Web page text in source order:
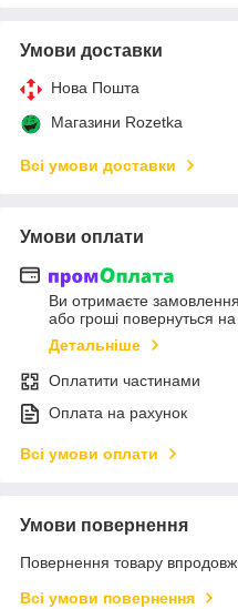
Умови доставки
Нова Пошта
Магазини Rozetka
Всі умови доставки
Умови оплати
Ви отримаєте замовлення
або гроші повернуться
Детальніше
Оплатити частинами
Оплата на рахунок
Всі умови оплати
Умови повернення
Повернення товару
Всі умови повернення